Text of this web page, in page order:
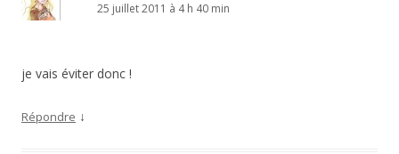
25 juillet 2011 à 4 h 40 min
je vais éviter donc !
Répondre ↓